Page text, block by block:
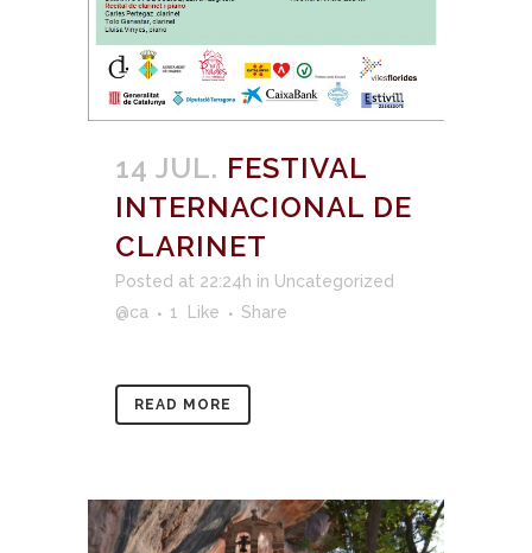
14 JUL. FESTIVAL
INTERNACIONAL DE
CLARINET
Posted at 22:24h in Uncategorized
@ca
1 Like Share
READ MORE